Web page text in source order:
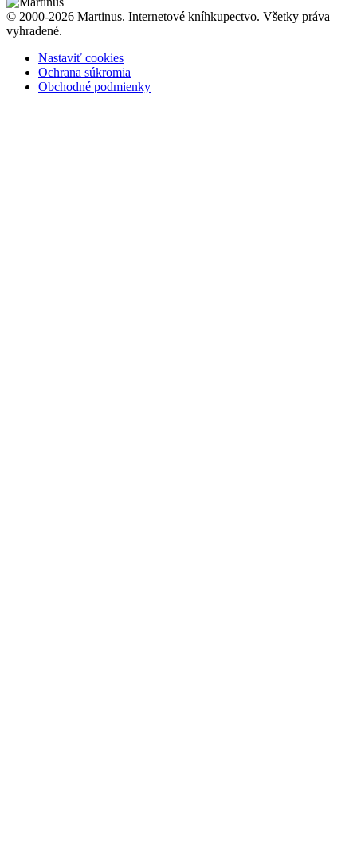
© 2000-2026 Martinus. Internetové kníhkupectvo. Všetky práva
vyhradené.
Nastaviť cookies
Ochrana súkromia
Obchodné podmienky